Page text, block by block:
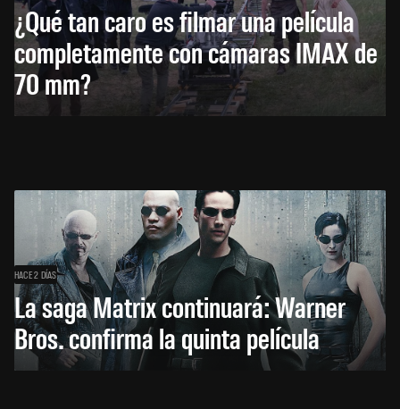
¿Qué tan caro es filmar una película
completamente con cámaras IMAX de
70 mm?
HACE 2 DÍAS
La saga Matrix continuará: Warner
Bros. confirma la quinta película